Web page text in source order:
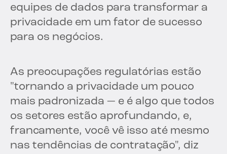
equipes de dados para transformar a
privacidade em um fator de sucesso
para os negócios.
As preocupações regulatórias estão
"tornando a privacidade um pouco
mais padronizada — e é algo que todos
os setores estão aprofundando, e,
francamente, você vê isso até mesmo
nas tendências de contratação", diz